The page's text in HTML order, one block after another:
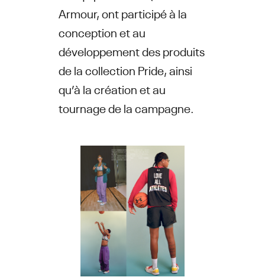
Armour, ont participé à la
conception et au
développement des produits
de la collection Pride, ainsi
qu’à la création et au
tournage de la campagne.